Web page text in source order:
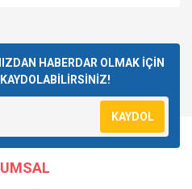
Yaz
ederiz.
veya görüntülenemiyor.
bulunuyor.
daha pahalı.
HABERDAR OLMAK İÇİN
KAYDOL